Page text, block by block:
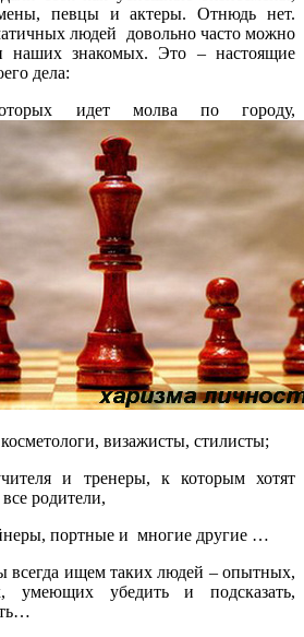
певцы и актеры. Отнюдь нет.
людей довольно часто можно
наших знакомых. Это – настоящие
дела:
идет молва по городу,
визажисты, стилисты;
и тренеры, к которым хотят
родители,
портные и многие другие …
всегда ищем таких людей – опытных,
умеющих убедить и подсказать,